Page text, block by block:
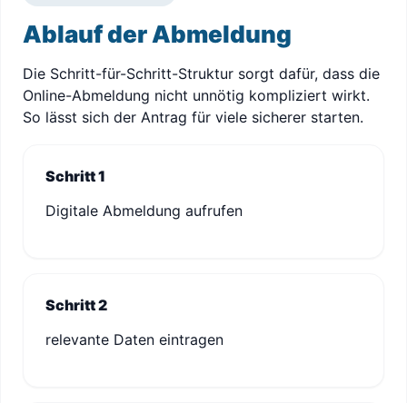
Ablauf der Abmeldung
Die Schritt-für-Schritt-Struktur sorgt dafür, dass die
Online-Abmeldung nicht unnötig kompliziert wirkt.
So lässt sich der Antrag für viele sicherer starten.
Schritt 1
Digitale Abmeldung aufrufen
Schritt 2
relevante Daten eintragen